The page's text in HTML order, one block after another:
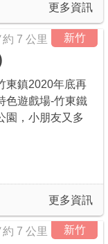
更多資訊
新竹
約 7 公里
東鎮2020年底再
色遊戲場-竹東鐵
園，小朋友又多
更多資訊
新竹
約 7 公里